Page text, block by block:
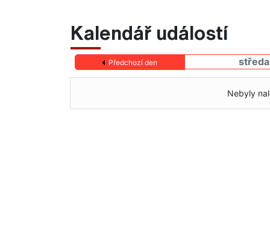
Kalendář událostí
Předchozí den
Nebyly